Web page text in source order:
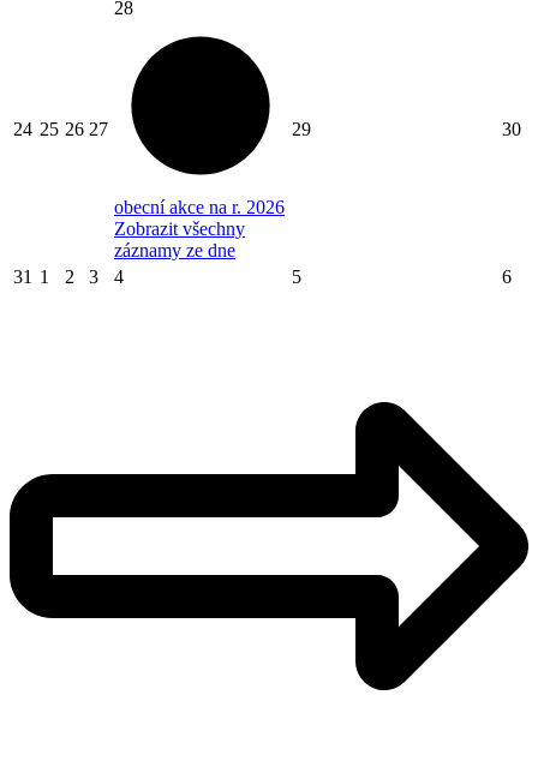
24 25 26 27
28
obecní akce na r. 2026
Zobrazit všechny
záznamy ze dne
29 30
31 1 2 3 4 5 6